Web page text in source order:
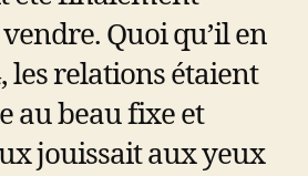
Quoi qu’il en
les relations étaient
au beau fixe et
jouissait aux yeux